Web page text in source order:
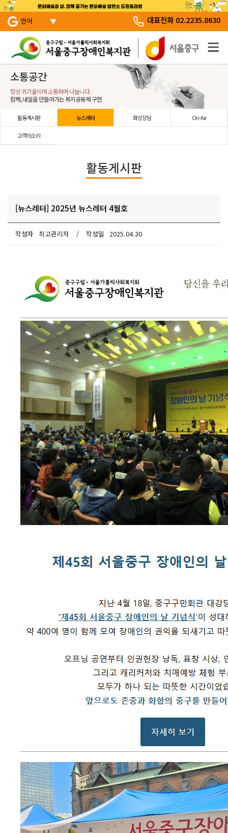
본문 바로 가기
서브 메뉴 바로가기
주 메뉴 바로 가기
언어 대표전화 02.2235.8630
소통공간
항상 귀기울이며 소통하며 나눕니다.
함께, 내일을 만들어가는 복지공동체 구현
활동게시판 뉴스레터 화상상담 On-Air
고객의소리
활동게시판
[뉴스레터] 2025년 뉴스레터 4월호
작성자 최고관리자 / 작성일 2025.04.30